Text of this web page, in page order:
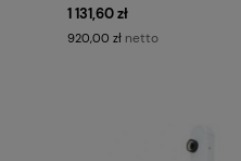
1 131,60 zł
920,00 zł netto